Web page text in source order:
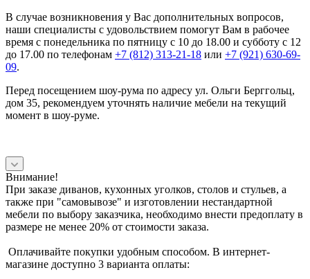
В случае возникновения у Вас дополнительных вопросов,
наши специалисты с удовольствием помогут Вам в рабочее
время с понедельника по пятницу с 10 до 18.00 и субботу с 12
до 17.00 по телефонам +7 (812) 313-21-18 или +7 (921) 630-69-
09.
Перед посещением шоу-рума по адресу ул. Ольги Берггольц,
дом 35, рекомендуем уточнять наличие мебели на текущий
момент в шоу-руме.
Внимание!
При заказе диванов, кухонных уголков, столов и стульев, а
также при "самовывозе" и изготовлении нестандартной
мебели по выбору заказчика, необходимо внести предоплату в
размере не менее 20% от стоимости заказа.
Оплачивайте покупки удобным способом. В интернет-
магазине доступно 3 варианта оплаты: